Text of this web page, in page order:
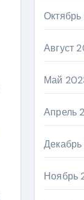
Август
Май
Апрель
Ноябрь